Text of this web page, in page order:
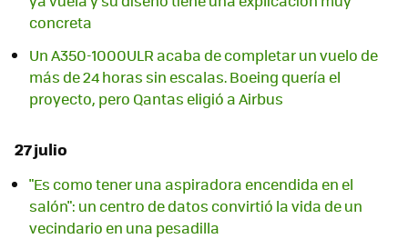
concreta
Un A350-1000ULR acaba de completar un vuelo de
más de 24 horas sin escalas. Boeing quería el
proyecto, pero Qantas eligió a Airbus
27 julio
"Es como tener una aspiradora encendida en el
salón": un centro de datos convirtió la vida de un
vecindario en una pesadilla